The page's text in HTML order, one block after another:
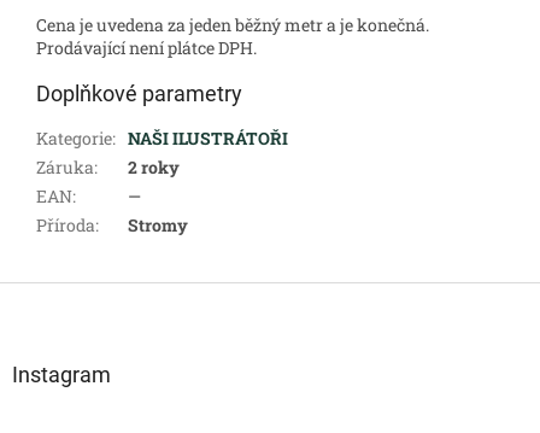
Cena je uvedena za jeden běžný metr a je konečná.
Prodávající není plátce DPH.
Doplňkové parametry
Kategorie: NAŠI ILUSTRÁTOŘI
Záruka:
2 roky
EAN:
—
Příroda: Stromy
Instagram